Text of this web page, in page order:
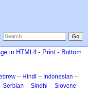
in HTML4 - Print - Bottom
-- Hindi -- Indonesian --
Serbian -- Sindhi -- Slovene --